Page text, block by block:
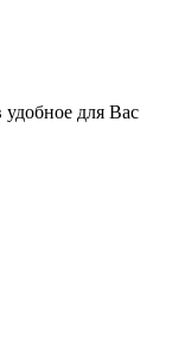
удобное для Вас